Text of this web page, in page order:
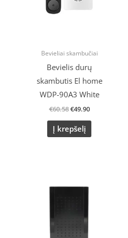
Bevieliai skambučiai
Bevielis durų
skambutis El home
WDP-90A3 White
€60.58€49.90
Į krepšelį